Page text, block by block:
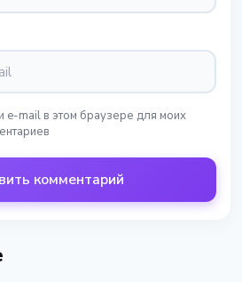
e-mail в этом браузере для моих
комментарий